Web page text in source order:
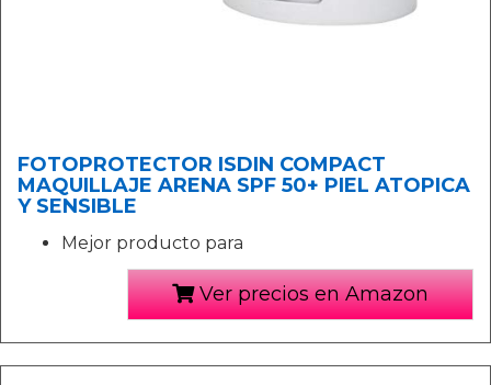
FOTOPROTECTOR ISDIN COMPACT
MAQUILLAJE ARENA SPF 50+ PIEL ATOPICA
Y SENSIBLE
Mejor producto para
Ver precios en Amazon